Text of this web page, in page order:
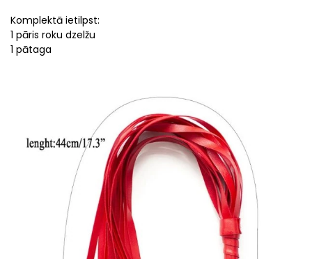
Komplektā ietilpst:
1 pāris roku dzelžu
1 pātaga